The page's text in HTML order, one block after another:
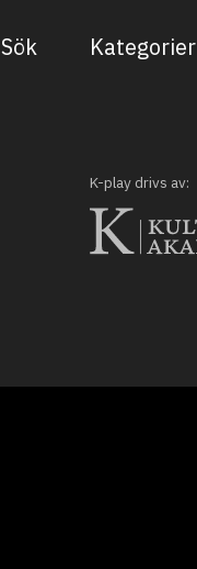
Sök Kategorier
Dans
Musik
K-play drivs av: